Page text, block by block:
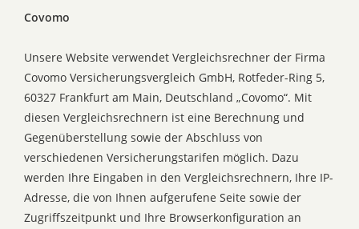
Covomo
Unsere Website verwendet Vergleichsrechner der Firma
Covomo Versicherungsvergleich GmbH, Rotfeder-Ring 5,
60327 Frankfurt am Main, Deutschland „Covomo“. Mit
diesen Vergleichsrechnern ist eine Berechnung und
Gegenüberstellung sowie der Abschluss von
verschiedenen Versicherungstarifen möglich. Dazu
werden Ihre Eingaben in den Vergleichsrechnern, Ihre IP-
Adresse, die von Ihnen aufgerufene Seite sowie der
Zugriffszeitpunkt und Ihre Browserkonfiguration an